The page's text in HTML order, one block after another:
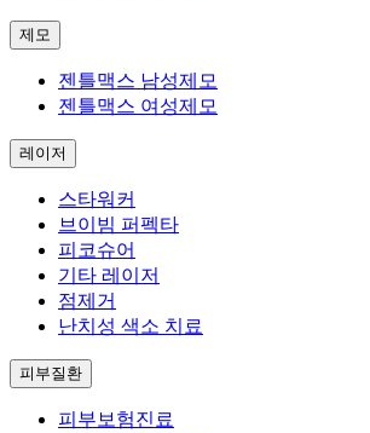
제모
젠틀맥스 남성제모
젠틀맥스 여성제모
레이저
스타워커
브이빔 퍼펙타
피코슈어
기타 레이저
점제거
난치성 색소 치료
피부질환
피부보험진료